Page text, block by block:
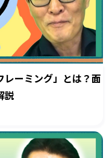
レーミング」とは？面
説